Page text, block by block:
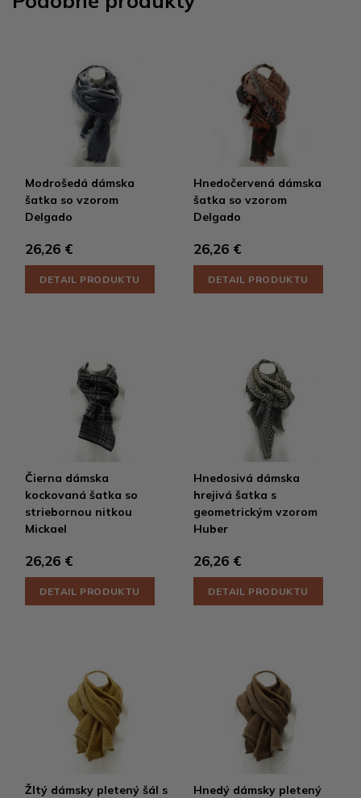
Modrošedá dámska
šatka so vzorom
Delgado
26,26 €
DETAIL PRODUKTU
Hnedočervená dámska
šatka so vzorom
Delgado
26,26 €
DETAIL PRODUKTU
Čierna dámska
kockovaná šatka so
striebornou nitkou
Mickael
26,26 €
DETAIL PRODUKTU
Hnedosivá dámska
hrejivá šatka s
geometrickým vzorom
Huber
26,26 €
DETAIL PRODUKTU
Žltý dámsky pletený šál s
Hnedý dámsky pletený